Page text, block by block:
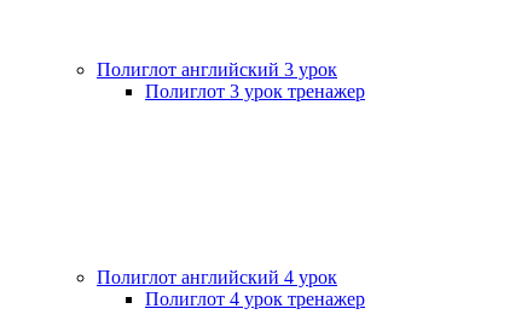
Полиглот английский 3 урок
Полиглот 3 урок тренажер
Полиглот английский 4 урок
Полиглот 4 урок тренажер